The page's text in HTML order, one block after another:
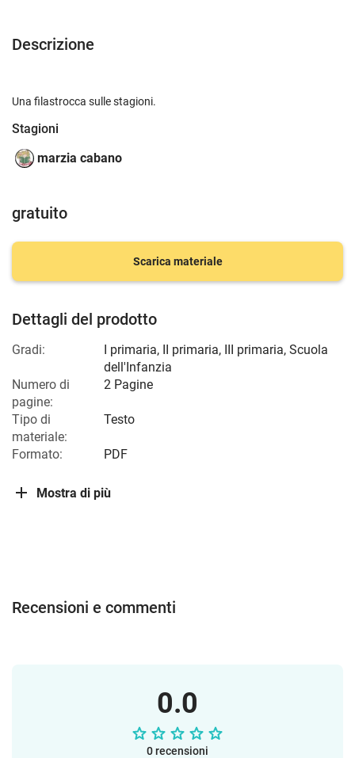
Descrizione
Una filastrocca sulle stagioni.
Stagioni
marzia cabano
gratuito
Scarica materiale
Dettagli del prodotto
Gradi: I primaria, II primaria, III primaria, Scuola
dell'Infanzia
Numero di
pagine:
2 Pagine
Tipo di
materiale:
Testo
Formato: PDF
Mostra di più
Recensioni e commenti
0.0
0 recensioni